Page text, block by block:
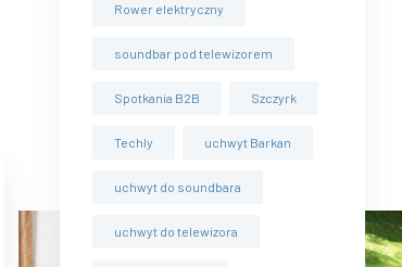
Rower elektryczny
soundbar pod telewizorem
Spotkania B2B Szczyrk
Techly uchwyt Barkan
uchwyt do soundbara
uchwyt do telewizora